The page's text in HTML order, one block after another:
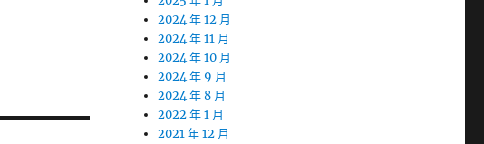
2024 年 12 月
2024 年 11 月
2024 年 10 月
2024 年 9 月
2024 年 8 月
2022 年 1 月
2021 年 12 月